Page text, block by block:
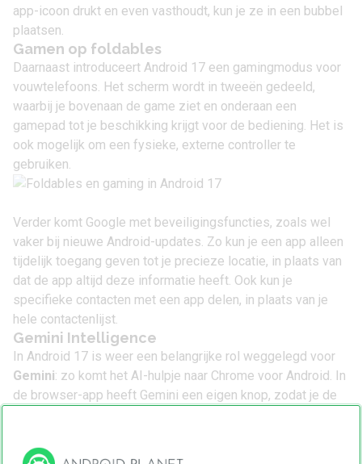
app-icoon drukt en even vasthoudt, kun je ze in een bubbel
plaatsen.
Gamen op foldables
Daarnaast introduceert Android 17 een gamingmodus voor
vouwtelefoons. Het scherm wordt in tweeën gedeeld,
waarbij je bovenaan de game ziet en onderaan een
gamepad tot je beschikking krijgt voor de bediening. Het is
ook mogelijk om een fysieke, externe controller te
gebruiken.
Verder komt Google met beveiligingsfuncties, zoals wel
vaker bij nieuwe Android-updates. Zo kun je een app alleen
tijdelijk toegang geven tot je precieze locatie, in plaats van
dat de app altijd deze informatie heeft. Ook kun je
specifieke contacten met een app delen, in plaats van je
hele contactenlijst.
Gemini Intelligence
In Android 17 is weer een belangrijke rol weggelegd voor
Gemini: zo komt het AI-hulpje naar Chrome voor Android. In
de browser-app heeft Gemini een eigen knop, zodat je de
Vervolgens kun je Gemini vragen stellen over de pagina die